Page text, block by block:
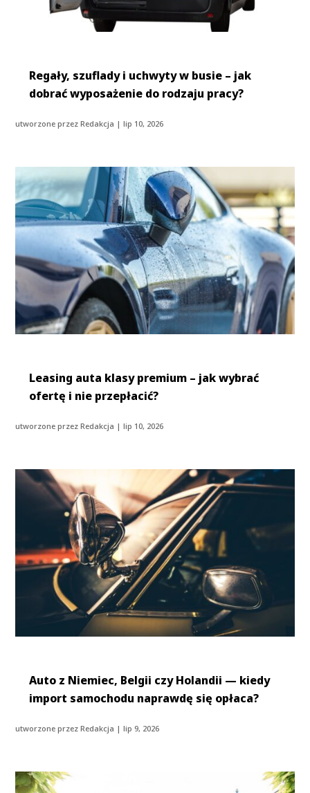
Regały, szuflady i uchwyty w busie – jak
dobrać wyposażenie do rodzaju pracy?
utworzone przezRedakcja |lip 10, 2026
Leasing auta klasy premium – jak wybrać
ofertę i nie przepłacić?
utworzone przezRedakcja |lip 10, 2026
Auto z Niemiec, Belgii czy Holandii — kiedy
import samochodu naprawdę się opłaca?
utworzone przezRedakcja |lip 9, 2026